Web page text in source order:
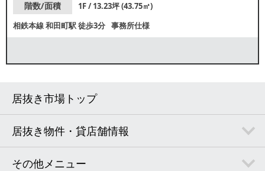
階数/面積
1F / 13.23坪 (43.75㎡)
相鉄本線和田町駅徒歩3分 事務所仕様
居抜き市場トップ
居抜き物件・貸店舗情報
その他メニュー